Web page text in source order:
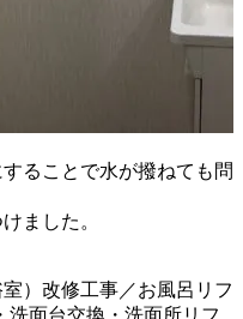
ることで水が撥ねても問
ました。